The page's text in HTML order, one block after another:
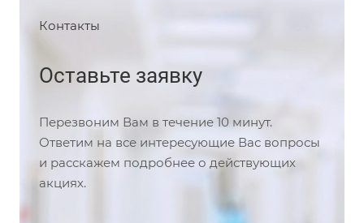
Контакты
Оставьте заявку
Перезвоним Вам в течение 10 минут.
Ответим на все интересующие Вас вопросы
и расскажем подробнее о действующих
акциях.